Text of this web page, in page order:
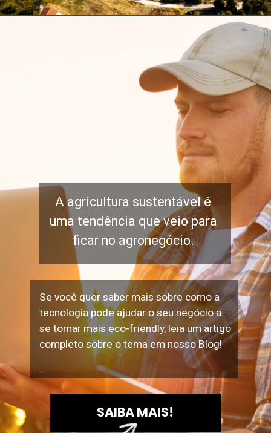
A agricultura sustentável é
uma tendência que veio para
ficar no agronegócio.
Se você quer saber mais sobre como a
tecnologia pode ajudar o seu negócio a
se tornar mais eco-friendly, leia um artigo
completo sobre o tema em nosso Blog!
SAIBA MAIS!